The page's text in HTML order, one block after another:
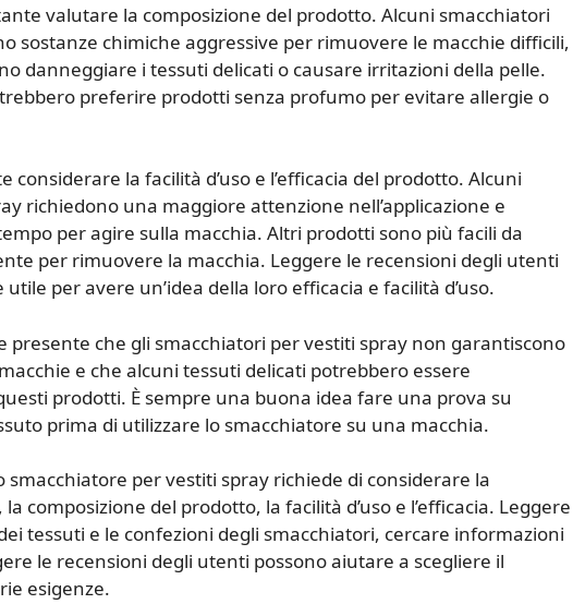
valutare la composizione del prodotto. Alcuni smacchiatori
sostanze chimiche aggressive per rimuovere le macchie difficili,
danneggiare i tessuti delicati o causare irritazioni della pelle.
preferire prodotti senza profumo per evitare allergie o
la facilità d’uso e l’efficacia del prodotto. Alcuni
richiedono una maggiore attenzione nell’applicazione e
per agire sulla macchia. Altri prodotti sono più facili da
per rimuovere la macchia. Leggere le recensioni degli utenti
per avere un’idea della loro efficacia e facilità d’uso.
che gli smacchiatori per vestiti spray non garantiscono
e che alcuni tessuti delicati potrebbero essere
prodotti. È sempre una buona idea fare una prova su
prima di utilizzare lo smacchiatore su una macchia.
smacchiatore per vestiti spray richiede di considerare la
composizione del prodotto, la facilità d’uso e l’efficacia. Leggere
tessuti e le confezioni degli smacchiatori, cercare informazioni
le recensioni degli utenti possono aiutare a scegliere il
esigenze.